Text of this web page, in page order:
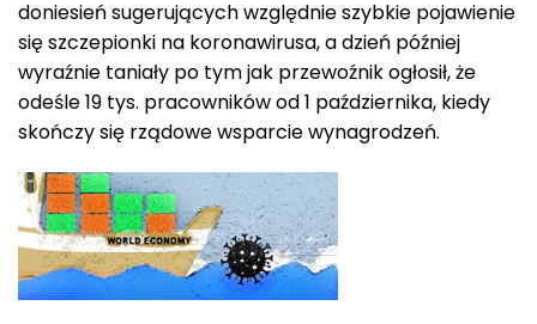
doniesień sugerujących względnie szybkie pojawienie
się szczepionki na koronawirusa, a dzień później
wyraźnie taniały po tym jak przewoźnik ogłosił, że
odeśle 19 tys. pracowników od 1 października, kiedy
skończy się rządowe wsparcie wynagrodzeń.